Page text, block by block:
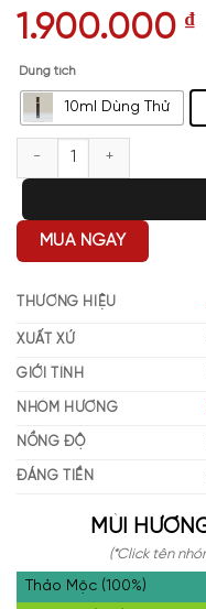
1.900.000 ₫
Dung tích
10ml Dùng Thử
John Varvatos Artisan Blu
MUA NGAY
THƯƠNG HIỆU
XUẤT XỨ
GIỚI TÍNH
NHÓM HƯƠNG
NỒNG ĐỘ
ĐÁNG TIỀN
MÙI
(*Click tên
Thảo Mộc (100%)